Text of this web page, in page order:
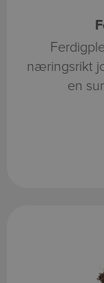
næringsrikt
en